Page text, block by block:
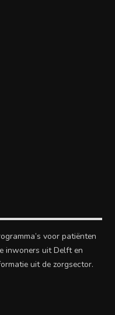
voor patiënten
inwoners uit Delft en
uit de zorgsector.